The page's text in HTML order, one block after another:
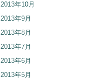
2013年10月
2013年9月
2013年8月
2013年7月
2013年6月
2013年5月